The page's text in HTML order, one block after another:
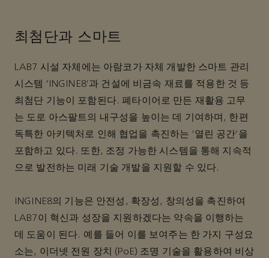
최첨단과 스마트
LAB7 시설 자체에는 아람코가 자체 개발한 스마트 관리
시스템 'INGINE8'과 건설에 비금속 재료를 적용한 것 등
최첨단 기능이 포함된다. 폐타이어로 만든 재활용 고무
는 도로 아스팔트의 내구성을 높이는 데 기여하며, 한편
독특한 아키텍처로 인해 협업을 촉진하는 '열린 공간'을
포함하고 있다. 또한, 조정 가능한 시스템을 통해 지속적
으로 발전하는 미래 기술 개발을 지원할 수 있다.
INGINE8의 기능은 안전성, 확장성, 창의성을 촉진하여
LAB7이 혁신과 성장을 지원하겠다는 약속을 이행하는
데 도움이 된다. 예를 들어 이를 보여주는 한 가지 구성요
소는, 이더넷 전원 장치 (PoE) 조명 기술을 활용하여 비상